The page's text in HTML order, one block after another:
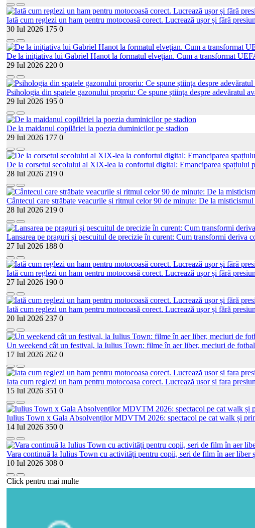
Iată cum reglezi un ham pentru motocoasă corect. Lucrează ușor și fără
30 Iul 2026 175 0
De la inițiativa lui Gabriel Hanot la formatul elvețian. Cum a transformat
29 Iul 2026 220 0
Psihologia din spatele gazonului propriu: Ce spune știința despre adevăratul
29 Iul 2026 195 0
De la maidanul copilăriei la poezia duminicilor pe stadion
29 Iul 2026 177 0
De la corsetul secolului al XIX-lea la confortul digital: Emanciparea spațiului
28 Iul 2026 219 0
Cântecul care străbate veacurile și ritmul celor 90 de minute: De la
28 Iul 2026 219 0
Lansarea pe praguri și pescuitul de precizie în curent: Cum transformi deriva
27 Iul 2026 188 0
Iată cum reglezi un ham pentru motocoasă corect. Lucrează ușor și fără
27 Iul 2026 190 0
Iată cum reglezi un ham pentru motocoasă corect. Lucrează ușor și fără
20 Iul 2026 237 0
Un weekend cât un festival, la Iulius Town: filme în aer liber, meciuri de
17 Iul 2026 262 0
Iata cum reglezi un ham pentru motocoasa corect. Lucrează usor si fara
15 Iul 2026 351 0
Iulius Town x Gala Absolvenților MDVTM 2026: spectacol pe cat walk și
14 Iul 2026 350 0
Vara continuă la Iulius Town cu activități pentru copii, seri de film în aer liber
10 Iul 2026 308 0
Click pentru mai multe